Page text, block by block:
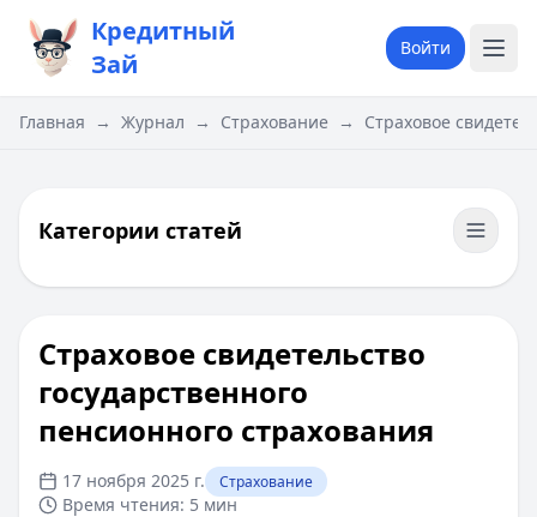
Кредитный
Зай
Войти
Главная → Журнал → Страхование → ​Страховое
Категории статей
​Страховое свидетельство
государственного
пенсионного страхования
17 ноября 2025 г. Страхование
Время чтения: 5 мин